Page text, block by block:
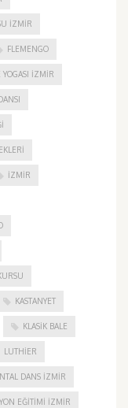
İZMIR
FLEMENGO
YOGASI İZMIR
IZMIR
KASTANYET
KLASIK BALE
LUTHIER
DANS İZMIR
EĞITIMI İZMIR